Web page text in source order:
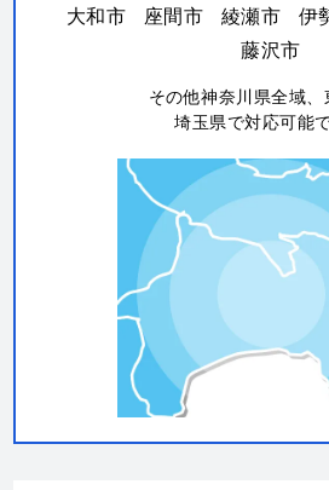
大和市
座間市 綾瀬市 伊
藤沢市
その他神奈川県全域、
埼玉県で対応可能